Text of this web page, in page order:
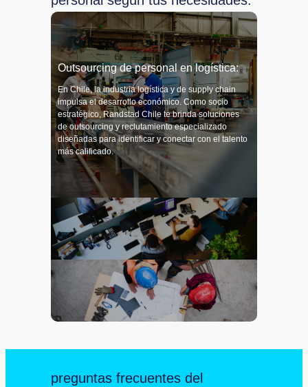
Outsourcing de personal en logística:
En Chile, la industria logística y de supply chain
impulsa el desarrollo económico. Como socio
estratégico, Randstad Chile te brinda soluciones
de outsourcing y reclutamiento especializado
diseñadas para identificar y conectar con el talento
más calificado.
preguntas frecuentes del